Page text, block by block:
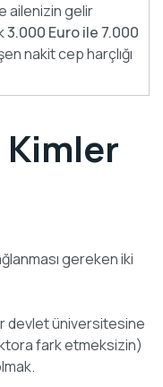
ailenizin gelir
3.000 Euro ile 7.000
nakit cep harçlığı
Kimler
gereken iki
devlet üniversitesine
fark etmeksizin)